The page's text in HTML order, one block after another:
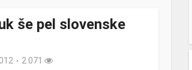
še pel slovenske
2.071